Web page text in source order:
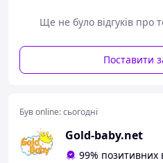
монтується в салоні за
Ще не було відгуків про
Поставити
Був online:сьогодні
Gold-baby.net
99% позитивних